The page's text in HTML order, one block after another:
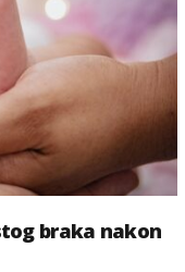
braka nakon